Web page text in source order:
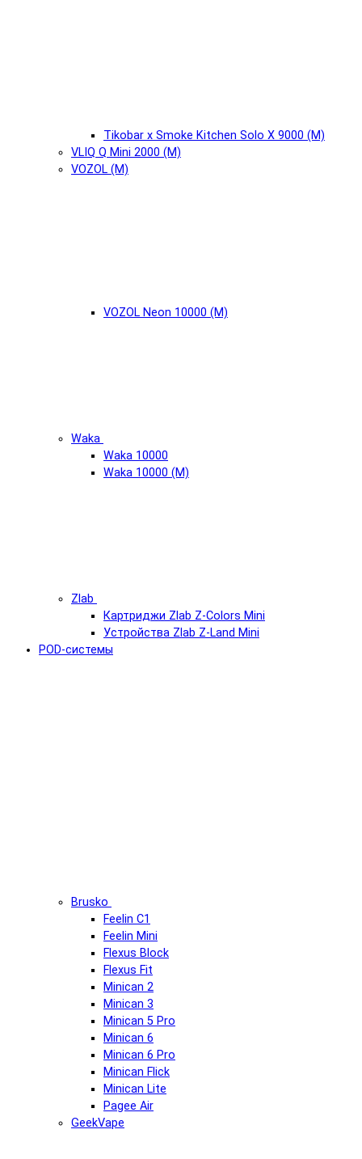
Tikobar x Smoke Kitchen Solo X 9000 (М)
VLIQ Q Mini 2000 (М)
VOZOL (М)
VOZOL Neon 10000 (М)
Waka
Waka 10000
Waka 10000 (М)
Zlab
Картриджи Zlab Z-Colors Mini
Устройства Zlab Z-Land Mini
POD-системы
Brusko
Feelin C1
Feelin Mini
Flexus Block
Flexus Fit
Minican 2
Minican 3
Minican 5 Pro
Minican 6
Minican 6 Pro
Minican Flick
Minican Lite
Pagee Air
GeekVape